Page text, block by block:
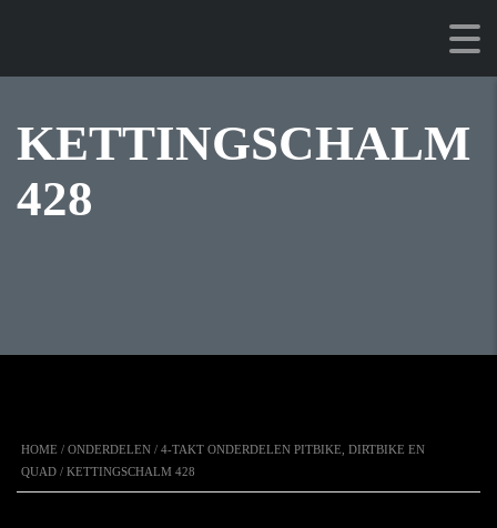
KETTINGSCHALM
428
HOME / ONDERDELEN / 4-TAKT ONDERDELEN PITBIKE, DIRTBIKE EN
QUAD / KETTINGSCHALM 428